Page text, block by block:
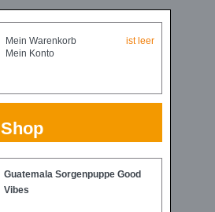
Mein Warenkorb
Mein Konto
Shop
ist leer
Guatemala Sorgenpuppe Good
Vibes